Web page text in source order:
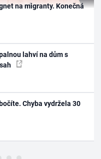
na migranty. Konečná
lahví na dům s
Chyba vydržela 30